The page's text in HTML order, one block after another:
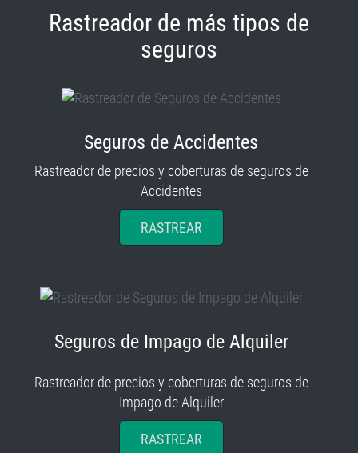
Rastreador de más tipos de
seguros
Seguros de Accidentes
Rastreador de precios y coberturas de seguros de
Accidentes
RASTREAR
Seguros de Impago de Alquiler
Rastreador de precios y coberturas de seguros de
Impago de Alquiler
RASTREAR